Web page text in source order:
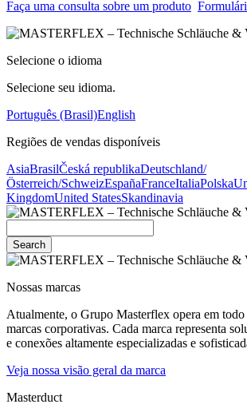
Faça uma consulta sobre um produto
Selecione o idioma
Selecione seu idioma.
Português (Brasil)English
Regiões de vendas disponíveis
AsiaBrasilČeská republikaDeutschland/
Österreich/SchweizEspañaFranceItaliaPolska
KingdomUnited StatesSkandinavia
Search
Nossas marcas
Atualmente, o Grupo Masterflex opera em
marcas corporativas. Cada marca representa
e conexões altamente especializadas e
Veja nossa visão geral da marca
Masterduct